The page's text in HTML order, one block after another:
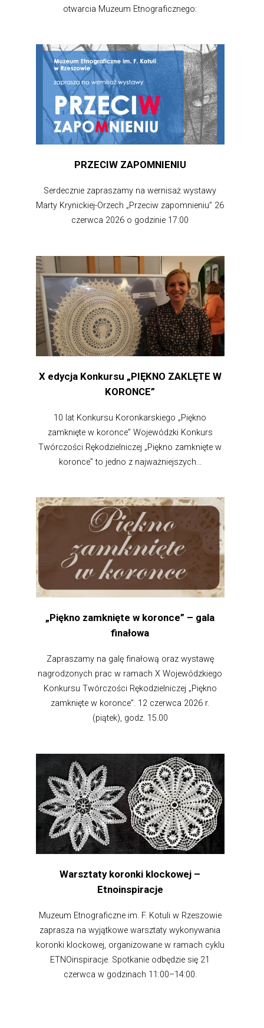
otwarcia Muzeum Etnograficznego:
PRZECIW ZAPOMNIENIU
Serdecznie zapraszamy na wernisaż wystawy
Marty Krynickiej-Orzech „Przeciw zapomnieniu” 26
czerwca 2026 o godzinie 17:00
X edycja Konkursu „PIĘKNO ZAKLĘTE W
KORONCE”
10 lat Konkursu Koronkarskiego „Piękno
zamknięte w koronce” Wojewódzki Konkurs
Twórczości Rękodzielniczej „Piękno zamknięte w
koronce” to jedno z najważniejszych...
„Piękno zamknięte w koronce” – gala
finałowa
Zapraszamy na galę finałową oraz wystawę
nagrodzonych prac w ramach X Wojewódzkiego
Konkursu Twórczości Rękodzielniczej „Piękno
zamknięte w koronce”. 12 czerwca 2026 r.
(piątek), godz. 15.00
Warsztaty koronki klockowej –
Etnoinspiracje
Muzeum Etnograficzne im. F. Kotuli w Rzeszowie
zaprasza na wyjątkowe warsztaty wykonywania
koronki klockowej, organizowane w ramach cyklu
ETNOinspiracje. Spotkanie odbędzie się 21
czerwca w godzinach 11:00–14:00.